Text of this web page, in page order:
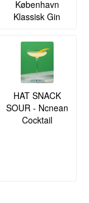
København
Klassisk Gin
HAT SNACK
SOUR - Ncnean
Cocktail